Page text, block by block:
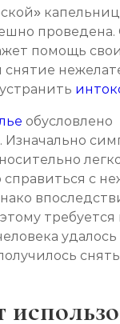
алкоголизма
алкоголизма
алкоголизма
помощь
снятие
обусловлено
Изначально
справиться с
удалось